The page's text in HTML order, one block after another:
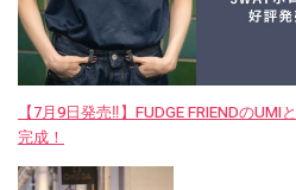
【7月9日発売‼︎】FUDGE FRIENDの
完成！